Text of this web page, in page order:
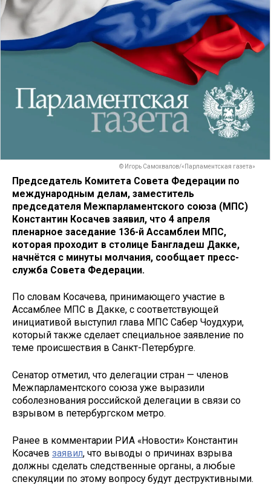
© Игорь Самохвалов/«Парламентская газета»
Председатель Комитета Совета Федерации по
международным делам, заместитель
председателя Межпарламентского союза (МПС)
Константин Косачев заявил, что 4 апреля
пленарное заседание 136-й Ассамблеи МПС,
которая проходит в столице Бангладеш Дакке,
начнётся с минуты молчания, сообщает пресс-
служба Совета Федерации.
По словам Косачева, принимающего участие в
Ассамблее МПС в Дакке, с соответствующей
инициативой выступил глава МПС Сабер Чоудхури,
который также сделает специальное заявление по
теме происшествия в Санкт-Петербурге.
Сенатор отметил, что делегации стран — членов
Межпарламентского союза уже выразили
соболезнования российской делегации в связи со
взрывом в петербургском метро.
Ранее в комментарии РИА «Новости» Константин
Косачев заявил, что выводы о причинах взрыва
должны сделать следственные органы, а любые
спекуляции по этому вопросу будут деструктивными.